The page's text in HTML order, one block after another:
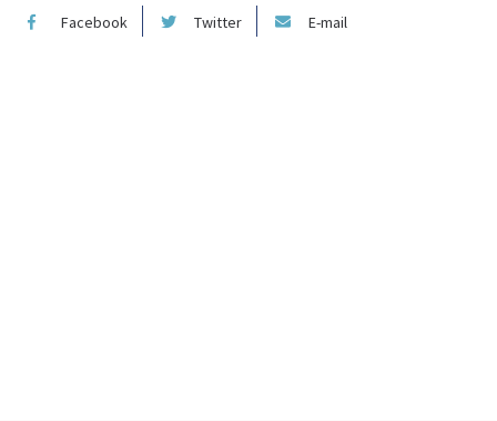
Facebook Twitter E-mail